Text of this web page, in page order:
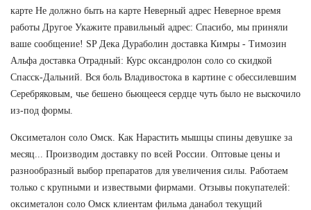
карте Не должно быть на карте Неверный адрес Неверное время
работы Другое Укажите правильный адрес: Спасибо, мы приняли
ваше сообщение! SP Дека Дураболин доставка Кимры - Tимозин
Альфа доставка Отрадный: Курс оксандролон соло со скидкой
Спасск-Дальний. Вся боль Владивостока в картине с обессилевшим
Серебряковым, чье бешено бьющееся сердце чуть было не выскочило
из-под формы.
Оксиметалон соло Омск. Как Нарастить мышцы спины девушке за
месяц... Производим доставку по всей России. Оптовые цены и
разнообразный выбор препаратов для увеличения силы. Работаем
только с крупными и извествыми фирмами. Отзывы покупателей:
оксиметалон соло Омск клиентам фильма данабол текущий